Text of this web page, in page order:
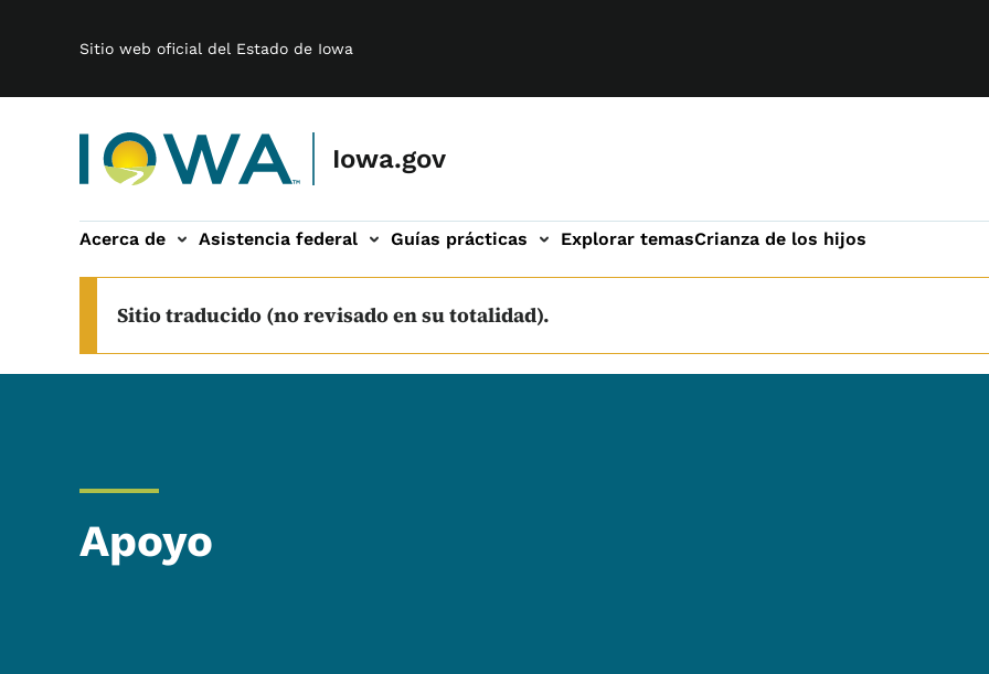
Sitio web oficial del Estado de Iowa
Iowa.gov
Acerca de Asistencia federal Guías prácticas
navegación Explorar temasCrianza de los hijos
Sitio traducido (no revisado en su totalidad).
Apoyo